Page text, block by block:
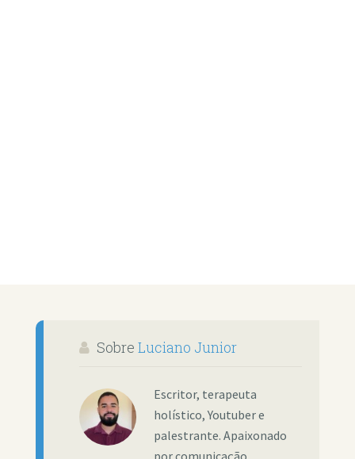
Sobre Luciano Junior
Escritor, terapeuta
holístico, Youtuber e
palestrante. Apaixonado